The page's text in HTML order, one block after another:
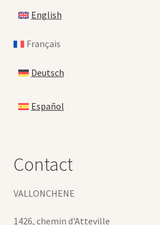
English
Français
Deutsch
Español
Contact
VALLONCHENE
1426, chemin d'Atteville